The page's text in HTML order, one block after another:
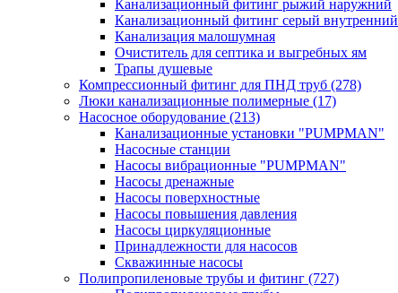
Канализационный фитинг рыжий наружний
Канализационный фитинг серый внутренний
Канализация малошумная
Очиститель для септика и выгребных ям
Трапы душевые
Компрессионный фитинг для ПНД труб (278)
Люки канализационные полимерные (17)
Насосное оборудование (213)
Канализационные установки "PUMPMAN"
Насосные станции
Насосы вибрационные "PUMPMAN"
Насосы дренажные
Насосы поверхностные
Насосы повышения давления
Насосы циркуляционные
Принадлежности для насосов
Скважинные насосы
Полипропиленовые трубы и фитинг (727)